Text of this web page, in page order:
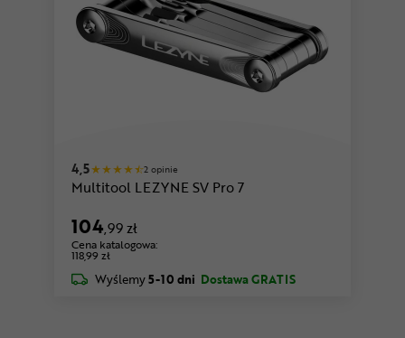
4,5 2 opinie
Multitool LEZYNE SV Pro 7
104,99 zł
Cena katalogowa:
118,99 zł
Wyślemy5-10 dni Dostawa GRATIS